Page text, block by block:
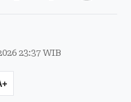
23:37 WIB